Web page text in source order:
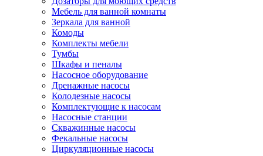
Мебель для ванной комнаты
Зеркала для ванной
Комоды
Комплекты мебели
Тумбы
Шкафы и пеналы
Насосное оборудование
Дренажные насосы
Колодезные насосы
Комплектующие к насосам
Насосные станции
Скважинные насосы
Фекальные насосы
Циркуляционные насосы